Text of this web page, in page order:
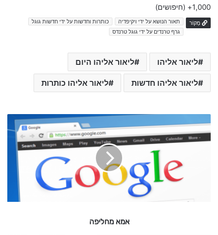
1,000+ (חיפושים)
מָקוֹר תאור הנושא על ידי ויקיפדיה
כותרות וחדשות על ידי חדשות גוגל
גרף טרנדים על ידי גוגל טרנדס
ליאור אליהו ליאור אליהו היום
ליאור אליהו חדשות ליאור אליהו כותרות
א
אמא מחליפה